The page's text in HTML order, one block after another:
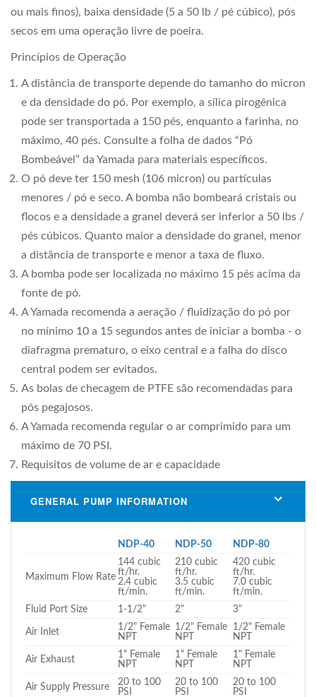
ou mais finos), baixa densidade (5 a 50 lb / pé cúbico), pós
secos em uma operação livre de poeira.
Princípios de Operação
A distância de transporte depende do tamanho do micron
e da densidade do pó. Por exemplo, a sílica pirogênica
pode ser transportada a 150 pés, enquanto a farinha, no
máximo, 40 pés. Consulte a folha de dados “Pó
Bombeável” da Yamada para materiais específicos.
O pó deve ter 150 mesh (106 micron) ou partículas
menores / pó e seco. A bomba não bombeará cristais ou
flocos e a densidade a granel deverá ser inferior a 50 lbs /
pés cúbicos. Quanto maior a densidade do granel, menor
a distância de transporte e menor a taxa de fluxo.
A bomba pode ser localizada no máximo 15 pés acima da
fonte de pó.
A Yamada recomenda a aeração / fluidização do pó por
no mínimo 10 a 15 segundos antes de iniciar a bomba - o
diafragma prematuro, o eixo central e a falha do disco
central podem ser evitados.
As bolas de checagem de PTFE são recomendadas para
pós pegajosos.
A Yamada recomenda regular o ar comprimido para um
máximo de 70 PSI.
Requisitos de volume de ar e capacidade
GENERAL PUMP INFORMATION
NDP-40 NDP-50 NDP-80
Maximum Flow Rate
144 cubic
ft/hr.
2.4 cubic
ft/min.
210 cubic
ft/hr.
3.5 cubic
ft/min.
420 cubic
ft/hr.
7.0 cubic
ft/min.
Fluid Port Size
1-1/2" 2" 3"
Air Inlet
1/2" Female
NPT
1/2" Female
NPT
1/2" Female
NPT
Air Exhaust
1" Female
NPT
1" Female
NPT
1" Female
NPT
Air Supply Pressure
20 to 100
PSI
20 to 100
PSI
20 to 100
PSI